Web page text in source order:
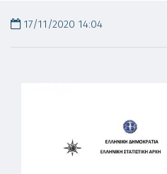
17/11/2020 14:04